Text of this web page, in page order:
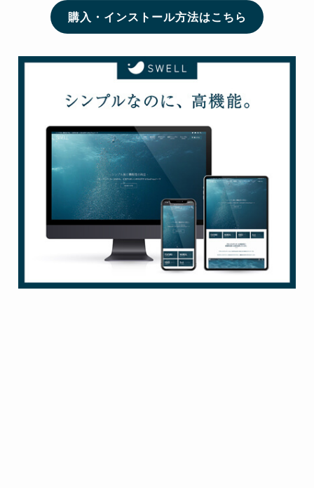
購入・インストール方法はこちら